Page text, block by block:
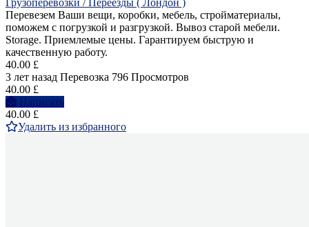
Грузоперевозки / Переезды ( Лондон )
Перевезем Ваши вещи, коробки, мебель, стройматериалы,
поможем с погрузкой и разгрузкой. Вывоз старой мебели.
Storage. Приемлемые цены. Гарантируем быструю и
качественную работу.
40.00 £
3 лет назад Перевозка 796 Просмотров
40.00 £
Написать
40.00 £
Удалить из избранного